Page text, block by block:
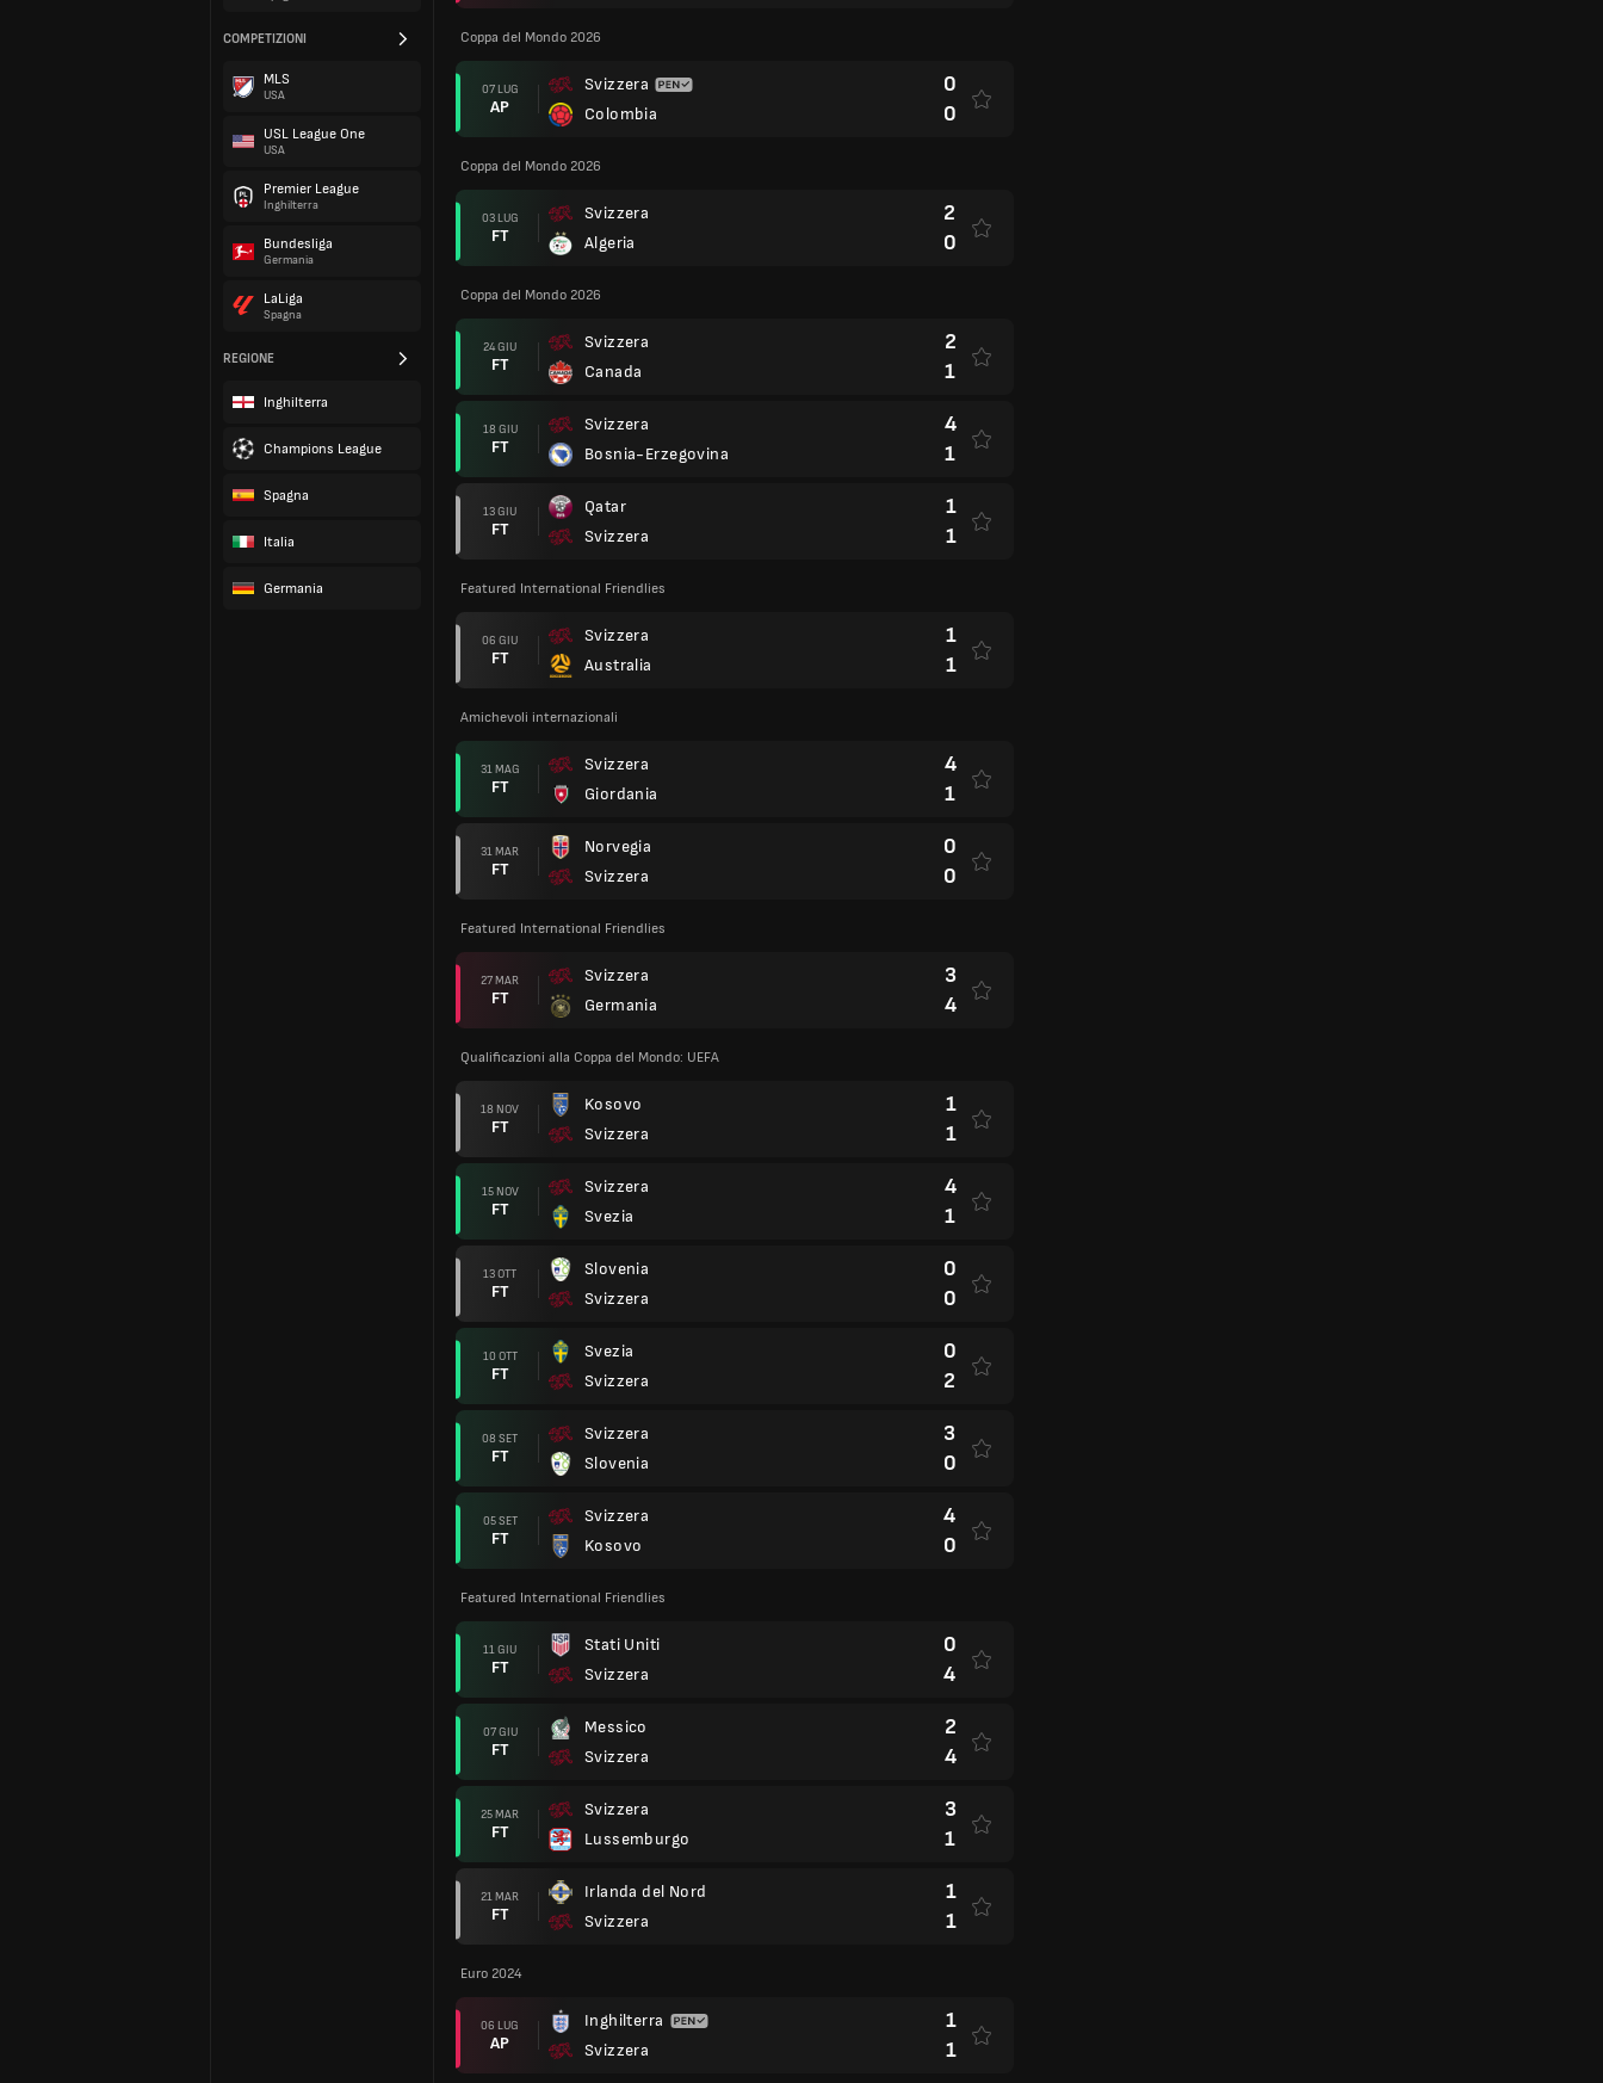
COMPETIZIONI
MLS
USA
USL League One
USA
Premier League
Inghilterra
Bundesliga
Germania
LaLiga
Spagna
REGIONE
Inghilterra
Champions League
Spagna
Italia
Germania
Coppa del Mondo 2026
07 LUG
AP
Svizzera
Colombia
0
0
Coppa del Mondo 2026
03 LUG
FT
Svizzera
Algeria
2
0
Coppa del Mondo 2026
24 GIU
FT
Svizzera
Canada
2
1
18 GIU
FT
Svizzera
Bosnia-Erzegovina
4
1
13 GIU
FT
Qatar
Svizzera
1
1
Featured International Friendlies
06 GIU
FT
Svizzera
Australia
1
1
Amichevoli internazionali
31 MAG
FT
Svizzera
Giordania
4
1
31 MAR
FT
Norvegia
Svizzera
0
0
Featured International Friendlies
27 MAR
FT
Svizzera
Germania
3
4
Qualificazioni alla Coppa del Mondo: UEFA
18 NOV
FT
Kosovo
Svizzera
1
1
15 NOV
FT
Svizzera
Svezia
4
1
13 OTT
FT
Slovenia
Svizzera
0
0
10 OTT
FT
Svezia
Svizzera
0
2
08 SET
FT
Svizzera
Slovenia
3
0
05 SET
FT
Svizzera
Kosovo
4
0
Featured International Friendlies
11 GIU
FT
Stati Uniti
Svizzera
0
4
07 GIU
FT
Messico
Svizzera
2
4
25 MAR
FT
Svizzera
Lussemburgo
3
1
21 MAR
FT
Irlanda del Nord
Svizzera
1
1
Euro 2024
06 LUG
AP
Inghilterra
Svizzera
1
1